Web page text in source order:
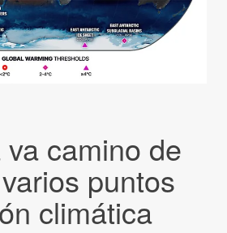
camino de
puntos
climática